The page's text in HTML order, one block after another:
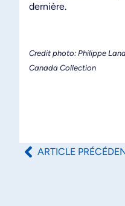
dernière.
Credit photo: Philippe
Canada Collection
ARTICLE